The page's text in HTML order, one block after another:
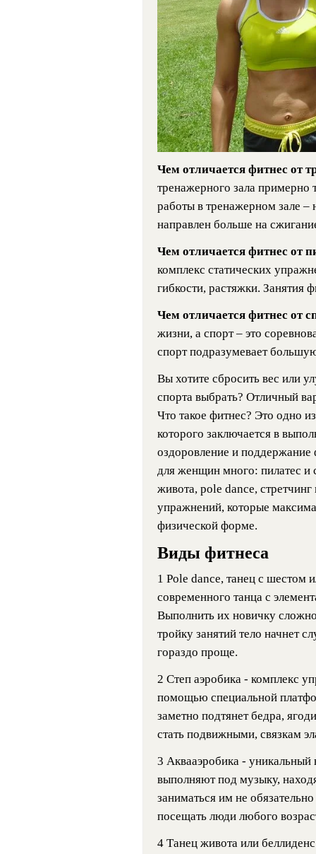
Чем отличается фитнес от
тренажерного зала примерно
работы в тренажерном зале
направлен больше на
Чем отличается фитнес от
комплекс статических
гибкости, растяжки. Занятия
Чем отличается фитнес от
жизни, а спорт – это
спорт подразумевает
Вы хотите сбросить вес или
спорта выбрать? Отличный
Что такое фитнес? Это одно
которого заключается в
оздоровление и
для женщин много: пилатес и
живота, pole dance,
упражнений, которые
физической форме.
Виды фитнеса
1 Pole dance, танец с шестом
современного танца с
Выполнить их новичку
тройку занятий тело начнет
гораздо проще.
2 Степ аэробика - комплекс
помощью специальной
заметно подтянет бедра,
стать подвижными, связкам
3 Аквааэробика -
выполняют под музыку,
заниматься им не
посещать люди любого
4 Танец живота или